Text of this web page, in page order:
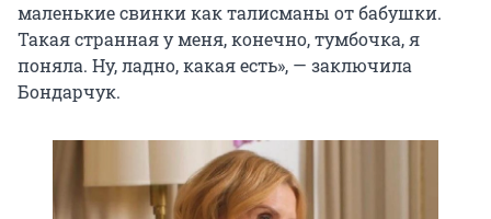
маленькие свинки как талисманы от бабушки.
Такая странная у меня, конечно, тумбочка, я
поняла. Ну, ладно, какая есть», — заключила
Бондарчук.